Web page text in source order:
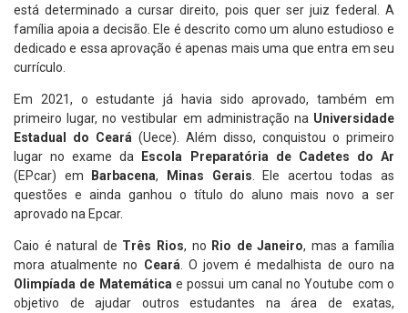
está determinado a cursar direito, pois quer ser juiz federal. A
família apoia a decisão. Ele é descrito como um aluno estudioso e
dedicado e essa aprovação é apenas mais uma que entra em seu
currículo.
Em 2021, o estudante já havia sido aprovado, também em
primeiro lugar, no vestibular em administração na Universidade
Estadual do Ceará (Uece). Além disso, conquistou o primeiro
lugar no exame da
Escola Preparatória de Cadetes do Ar
(EPcar) em
Barbacena, Minas Gerais. Ele acertou todas as
questões e ainda ganhou o título do aluno mais novo a ser
aprovado na Epcar.
Caio é natural de Três Rios, no Rio de Janeiro, mas a família
mora atualmente no Ceará. O jovem é medalhista de ouro na
Olimpíada de Matemáticae possui um canal no Youtube com o
objetivo de ajudar outros estudantes na área de exatas,